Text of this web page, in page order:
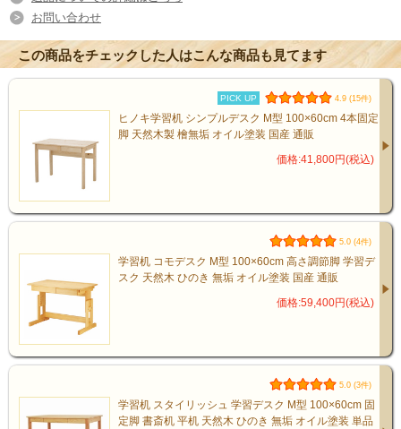
お問い合わせ
この商品をチェックした人はこんな商品も見てます
PICK UP 4.9 (15件)
ヒノキ学習机 シンプルデスク M型 100×60cm 4本固定
脚 天然木製 檜無垢 オイル塗装 国産 通販
価格:41,800円(税込)
5.0 (4件)
学習机 コモデスク M型 100×60cm 高さ調節脚 学習デ
スク 天然木 ひのき 無垢 オイル塗装 国産 通販
価格:59,400円(税込)
5.0 (3件)
学習机 スタイリッシュ 学習デスク M型 100×60cm 固
定脚 書斎机 平机 天然木 ひのき 無垢 オイル塗装 単品